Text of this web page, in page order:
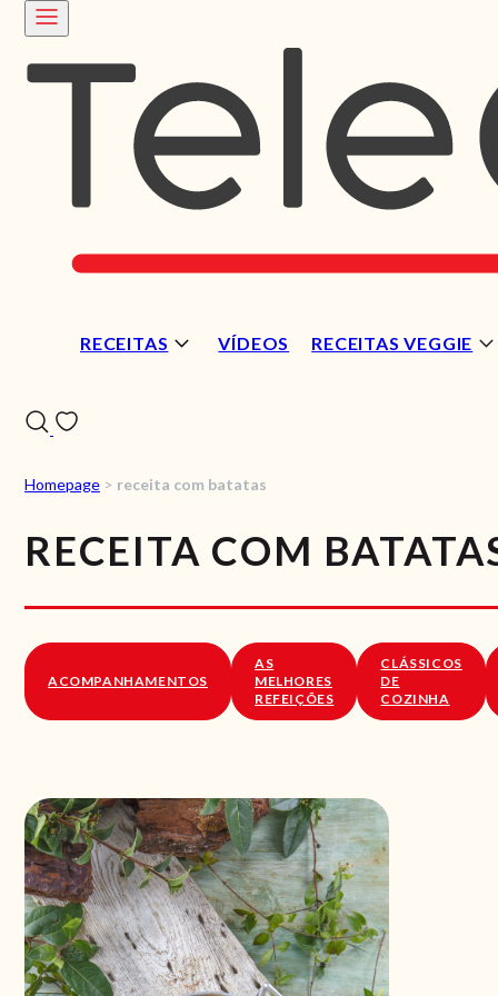
RECEITAS VÍDEOS RECEITAS VEGGIE
Homepage > receita com batatas
RECEITA COM
ACOMPANHAMENTOS
AS
MELHORES
REFEIÇÕES
CLÁSSICOS
DE
COZINHA